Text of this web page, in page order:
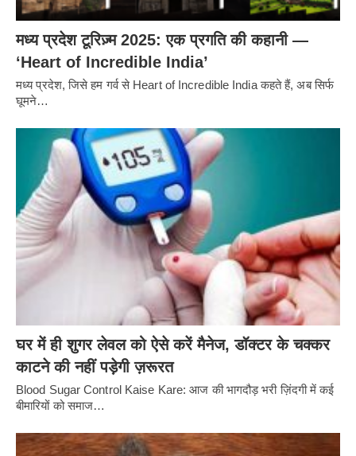
मध्य प्रदेश टूरिज़्म 2025: एक प्रगति की कहानी —
‘Heart of Incredible India’
मध्य प्रदेश, जिसे हम गर्व से Heart of Incredible India कहते हैं, अब सिर्फ
घूमने…
घर में ही शुगर लेवल को ऐसे करें मैनेज, डॉक्टर के चक्कर
काटने की नहीं पड़ेगी ज़रूरत
Blood Sugar Control Kaise Kare: आज की भागदौड़ भरी ज़िंदगी में कई
बीमारियों को समाज…